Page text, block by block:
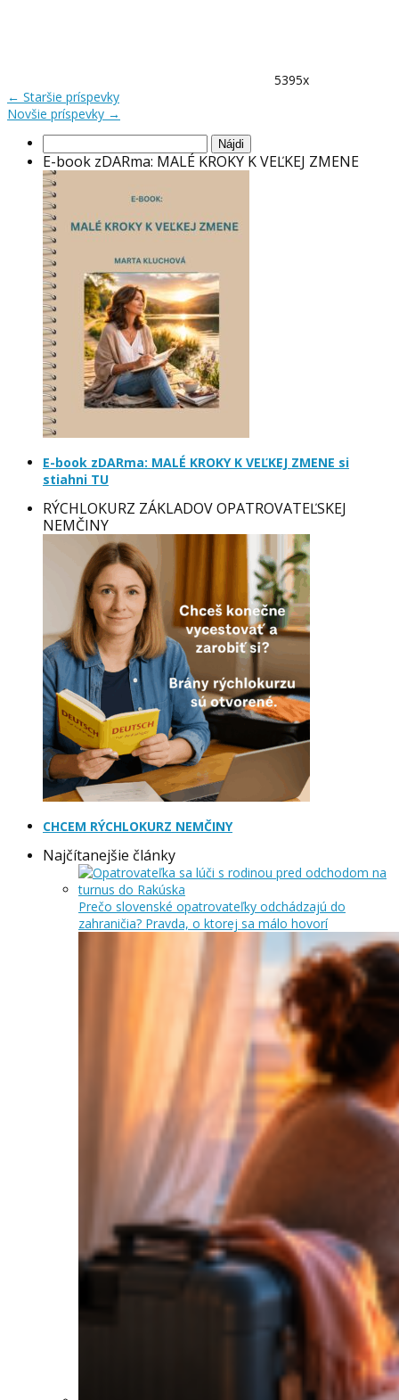
5395x
← Staršie príspevky
Novšie príspevky →
E-book zDARma: MALÉ KROKY K VEĽKEJ ZMENE
E-book zDARma: MALÉ KROKY K VEĽKEJ ZMENE si
stiahni TU
RÝCHLOKURZ ZÁKLADOV OPATROVATEĽSKEJ
NEMČINY
CHCEM RÝCHLOKURZ NEMČINY
Najčítanejšie články
Prečo slovenské opatrovateľky odchádzajú do
zahraničia? Pravda, o ktorej sa málo hovorí